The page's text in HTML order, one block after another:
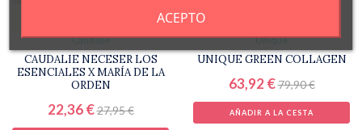
Caudalie
CAUDALIE NECESER LOS
ESENCIALES X MARÍA DE LA
ORDEN
22,36 €27,95 €
Unique
UNIQUE GREEN COLLAGEN
63,92 €79,90 €
AÑADIR A LA CESTA
ACEPTO